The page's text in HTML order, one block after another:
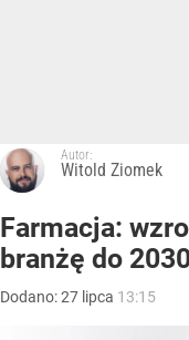
Autor:
Witold Ziomek
Farmacja:
branżę do
Dodano:27 lipca 13:15